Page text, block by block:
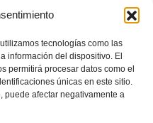
tecnologías como las
información del dispositivo. El
permitirá procesar datos como el
únicas en este sitio.
puede afectar negativamente a
y Orihuela